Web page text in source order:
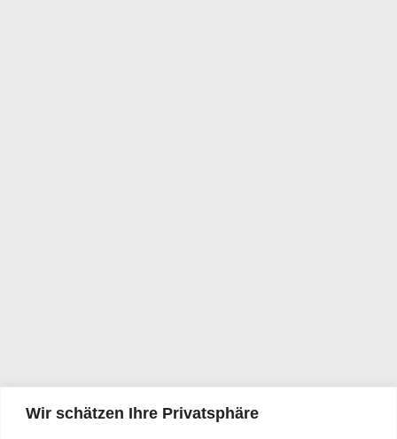
Wir schätzen Ihre Privatsphäre